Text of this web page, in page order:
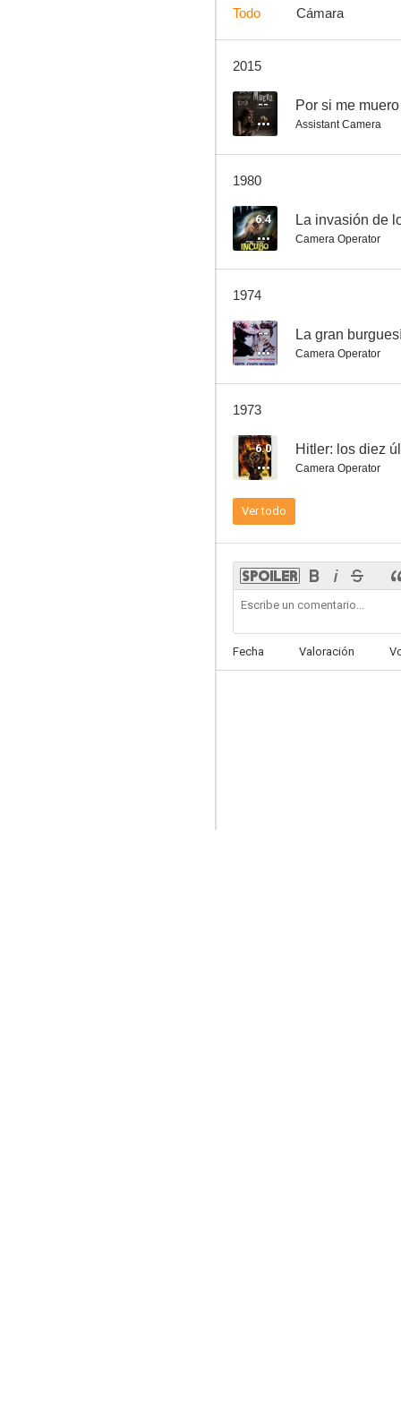
Todo Cámara
2015
-- Por si me muero
Assistant Camera
1980
6.4 La invasión de
Camera Operator
1974
-- La gran
Camera Operator
1973
6.0 Hitler: los diez
Camera Operator
Ver todo
Fecha Valoración